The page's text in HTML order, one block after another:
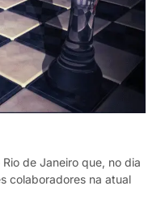
de Janeiro que, no dia
colaboradores na atual